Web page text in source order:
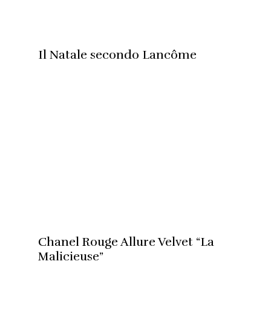
Il Natale secondo Lancôme
Chanel Rouge Allure Velvet “La
Malicieuse”